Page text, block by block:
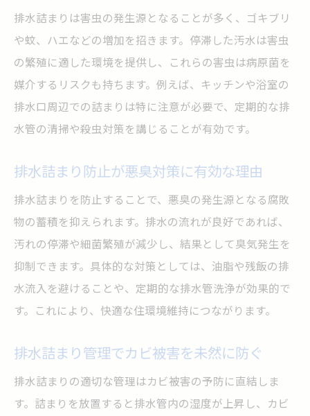
排水詰まりは害虫の発生源となることが多く、ゴキブリ
や蚊、ハエなどの増加を招きます。停滞した汚水は害虫
の繁殖に適した環境を提供し、これらの害虫は病原菌を
媒介するリスクも持ちます。例えば、キッチンや浴室の
排水口周辺での詰まりは特に注意が必要で、定期的な排
水管の清掃や殺虫対策を講じることが有効です。
排水詰まり防止が悪臭対策に有効な理由
排水詰まりを防止することで、悪臭の発生源となる腐敗
物の蓄積を抑えられます。排水の流れが良好であれば、
汚れの停滞や細菌繁殖が減少し、結果として臭気発生を
抑制できます。具体的な対策としては、油脂や残飯の排
水流入を避けることや、定期的な排水管洗浄が効果的で
す。これにより、快適な住環境維持につながります。
排水詰まり管理でカビ被害を未然に防ぐ
排水詰まりの適切な管理はカビ被害の予防に直結しま
す。詰まりを放置すると排水管内の湿度が上昇し、カビ